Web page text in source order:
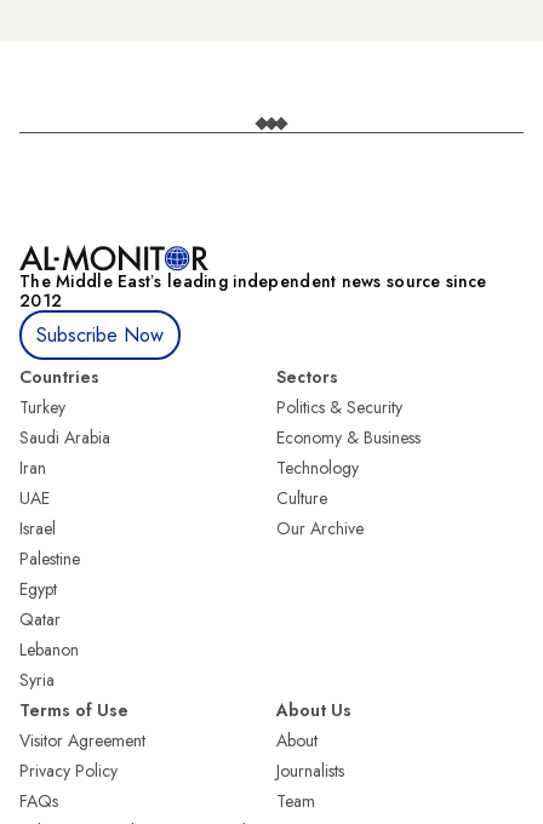
The Middle Eastʼs leading independent news source since
2012
Subscribe Now
Countries
Turkey
Saudi Arabia
Iran
UAE
Israel
Palestine
Egypt
Qatar
Lebanon
Syria
Sectors
Politics & Security
Economy & Business
Technology
Culture
Our Archive
Terms of Use
Visitor Agreement
Privacy Policy
FAQs
About Us
About
Journalists
Team